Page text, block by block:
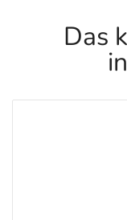
Das